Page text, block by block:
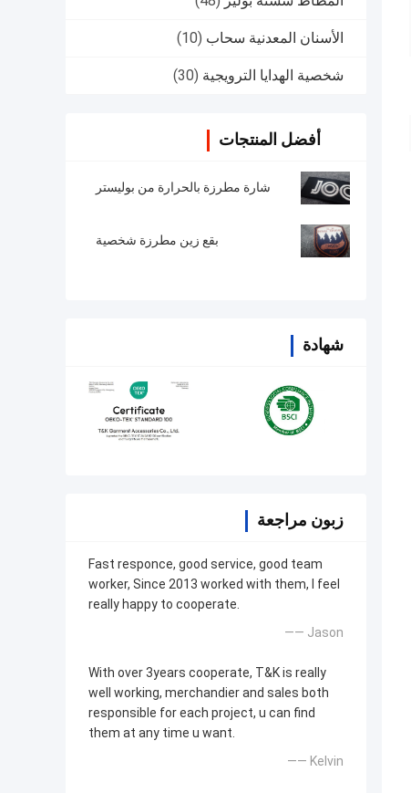
الأسنان المعدنية سحاب (10)
شخصية الهدايا الترويجية (30)
أفضل المنتجات
شارة مطرزة بالحرارة من بوليستر
بقع زين مطرزة شخصية
شهادة
زبون مراجعة
Fast responce, good service, good team
worker, Since 2013 worked with them, I feel
really happy to cooperate.
—— Jason
With over 3years cooperate, T&K is really
well working, merchandier and sales both
responsible for each project, u can find
them at any time u want.
—— Kelvin